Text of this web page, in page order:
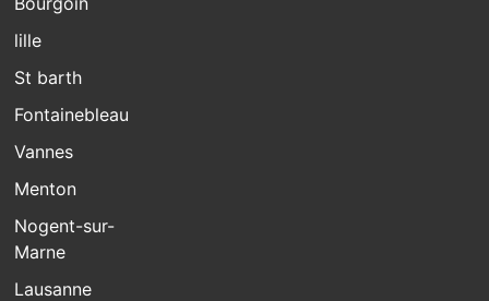
lille
St barth
Fontainebleau
Vannes
Menton
Nogent-sur-
Marne
Lausanne